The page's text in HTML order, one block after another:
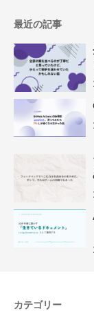
最近の記事
カテゴリー